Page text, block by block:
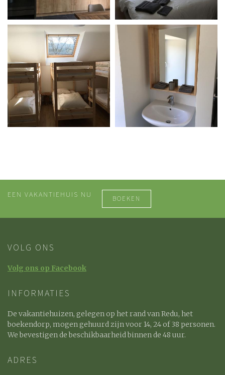
EEN VAKANTIEHUIS NU BOEKEN
VOLG ONS
Volg ons op Facebook
INFORMATIES
De vakantiehuizen, gelegen op het rand van Redu, het
boekendorp, mogen gehuurd zijn voor 14, 24 of 38 personen.
We bevestigen de beschikbaarheid binnen de 48 uur.
ADRES